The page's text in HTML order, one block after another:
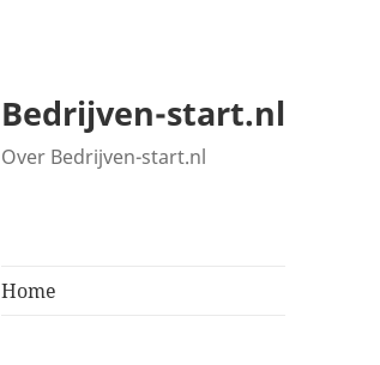
Bedrijven-start.nl
Over Bedrijven-start.nl
Home